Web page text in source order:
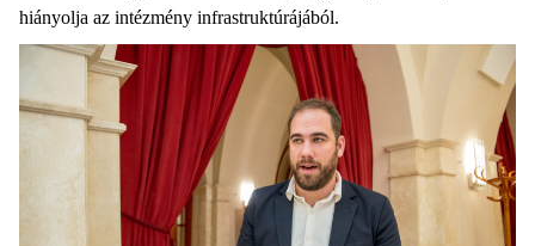
hiányolja az intézmény infrastruktúrájából.